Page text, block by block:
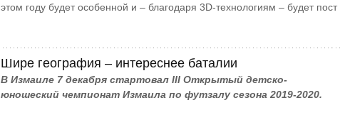
этом году будет особенной и – благодаря 3D-технологиям – будет пост
Шире география – интереснее баталии
В Измаиле 7 декабря стартовал ІІІ Открытый детско-
юношеский чемпионат Измаила по футзалу сезона 2019-2020.